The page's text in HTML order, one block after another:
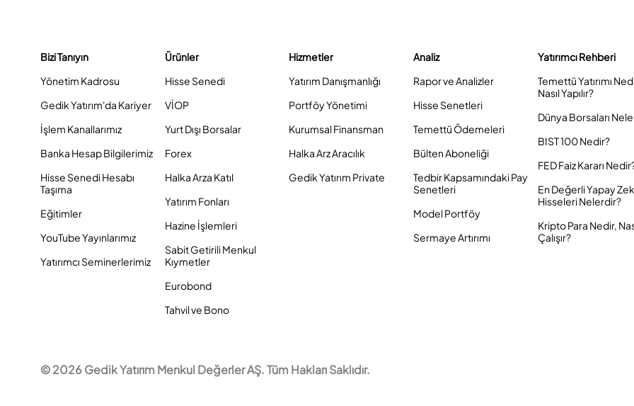
Bizi Tanıyın
Yönetim Kadrosu
Gedik Yatırım'da Kariyer
İşlem Kanallarımız
Banka Hesap Bilgilerimiz
Hisse Senedi Hesabı
Taşıma
Eğitimler
YouTube Yayınlarımız
Yatırımcı Seminerlerimiz
Ürünler
Hisse Senedi
VİOP
Yurt Dışı Borsalar
Forex
Halka Arza Katıl
Yatırım Fonları
Hazine İşlemleri
Sabit Getirili Menkul
Kıymetler
Eurobond
Tahvil ve Bono
Hizmetler
Yatırım Danışmanlığı
Portföy Yönetimi
Kurumsal Finansman
Halka Arz Aracılık
Gedik Yatırım Private
Analiz
Rapor ve Analizler
Hisse Senetleri
Temettü Ödemeleri
Bülten Aboneliği
Tedbir Kapsamındaki Pay
Senetleri
Model Portföy
Sermaye Artırımı
Yatırımcı Rehberi
Temettü Yatırımı
Nasıl Yapılır?
Dünya Borsaları
BIST 100 Nedir?
FED Faiz Kararı
En Değerli Yapay
Hisseleri Nelerdir?
Kripto Para Nedir,
Çalışır?
© 2026 Gedik Yatırım Menkul Değerler AŞ. Tüm Hakları Saklıdır.